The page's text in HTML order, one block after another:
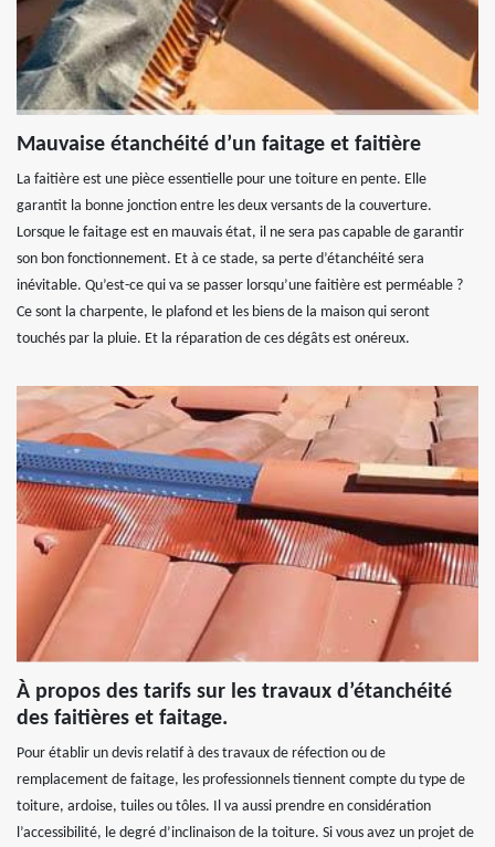
Mauvaise étanchéité d’un faitage et faitière
La faitière est une pièce essentielle pour une toiture en pente. Elle
garantit la bonne jonction entre les deux versants de la couverture.
Lorsque le faitage est en mauvais état, il ne sera pas capable de garantir
son bon fonctionnement. Et à ce stade, sa perte d’étanchéité sera
inévitable. Qu’est-ce qui va se passer lorsqu’une faitière est perméable ?
Ce sont la charpente, le plafond et les biens de la maison qui seront
touchés par la pluie. Et la réparation de ces dégâts est onéreux.
À propos des tarifs sur les travaux d’étanchéité
des faitières et faitage.
Pour établir un devis relatif à des travaux de réfection ou de
remplacement de faitage, les professionnels tiennent compte du type de
toiture, ardoise, tuiles ou tôles. Il va aussi prendre en considération
l’accessibilité, le degré d’inclinaison de la toiture. Si vous avez un projet de